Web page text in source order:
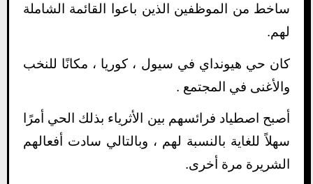
ساخط من الموظفين الذين باعوا القائمة الشاملة
لهم.
كان حي هيونداي في سيول ، كوريا ، مكانًا للنخب
والأغنى في المجتمع .
أصبح اصطياد فرائسهم بين الأثرياء بذلك الحي أمرًا
سهلاً للغاية بالنسبة لهم ، وبالتالي سادت أفعالهم
الشريرة مرة أخرى.